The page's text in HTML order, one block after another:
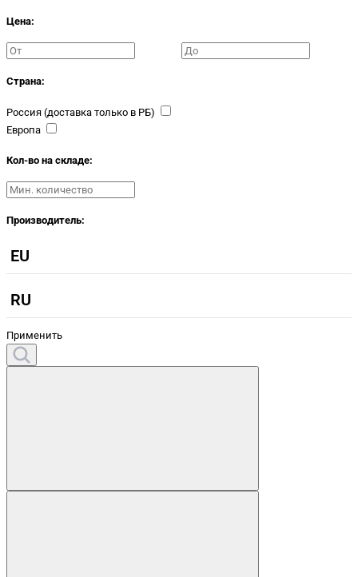
Цена:
Страна:
Россия (доставка только в РБ)
Европа
Кол-во на складе:
Производитель:
EU
RU
Применить